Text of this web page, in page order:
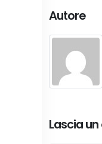
Autore
Lascia